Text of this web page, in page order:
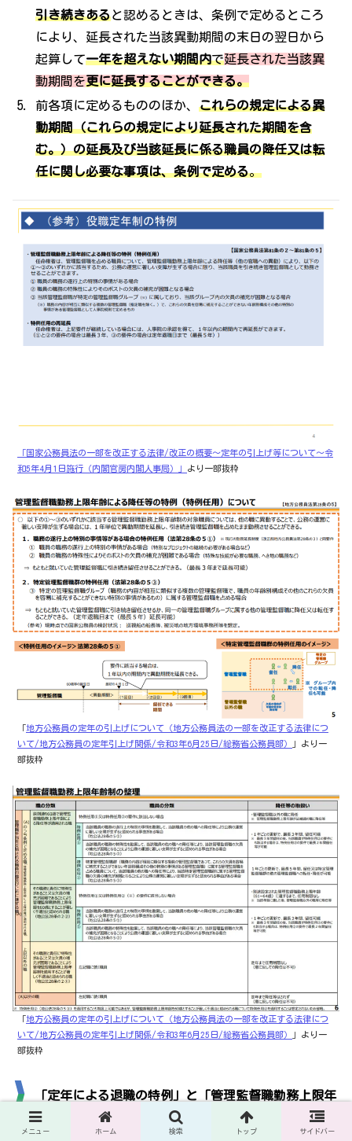
引き続きあると認めるときは、条例で定めるところ
により、延長された当該異動期間の末日の翌日から
起算して一年を超えない期間内で延長された当該異
動期間を更に延長することができる。
前各項に定めるもののほか、これらの規定による異
動期間（これらの規定により延長された期間を含
む。）の延長及び当該延長に係る職員の降任又は転
任に関し必要な事項は、条例で定める。
「国家公務員法の一部を改正する法律/改正の概要～定年の引上げ等について～令
和5年4月1日施行（内閣官房内閣人事局）」 より一部抜粋
「地方公務員の定年の引上げについて（地方公務員法の一部を改正する法律につ
いて/地方公務員の定年引上げ関係/令和3年6月25日/総務省公務員部）
」より一
部抜粋
「地方公務員の定年の引上げについて（地方公務員法の一部を改正する法律につ
いて/地方公務員の定年引上げ関係/令和3年6月25日/総務省公務員部）
」より一
部抜粋
「定年による退職の特例」と「管理監督職勤務上限年
齢による降任等及び管理監督職への任用の制限の特
例」（令和3年6月4日一部改正後）の比較まとめ
メニュー ホーム 検索 トップ サイドバー